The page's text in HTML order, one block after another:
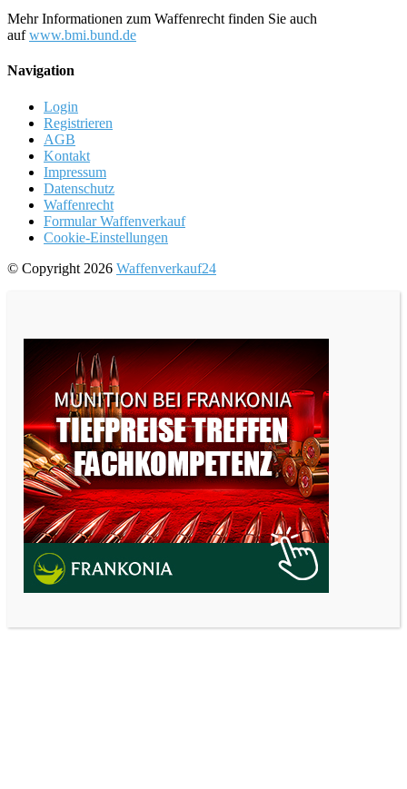
Mehr Informationen zum Waffenrecht finden Sie auch
aufwww.bmi.bund.de
Navigation
Login
Registrieren
AGB
Kontakt
Impressum
Datenschutz
Waffenrecht
Formular Waffenverkauf
Cookie-Einstellungen
© Copyright 2026 Waffenverkauf24